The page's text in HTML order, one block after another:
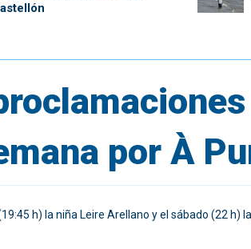
por À
h) la niña Leire Arellano y el sábado (22